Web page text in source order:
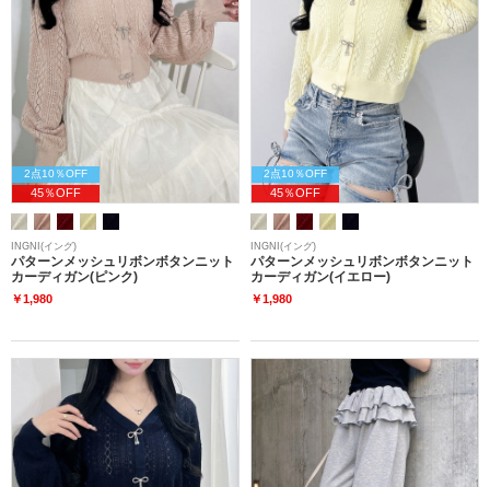
2点10％OFF
45％OFF
INGNI(イング)
パターンメッシュリボンボタンニット
カーディガン(ピンク)
￥1,980
2点10％OFF
45％OFF
INGNI(イング)
パターンメッシュリボンボタンニット
カーディガン(イエロー)
￥1,980